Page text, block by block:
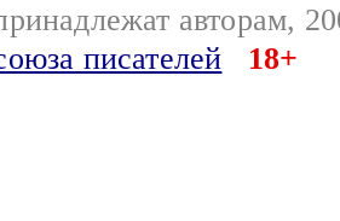
авторам,
писателей
18+